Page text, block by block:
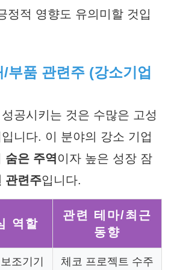
정적 영향도 유의미할 것입
품 관련주 (강소기업
공시키는 것은 수많은 고성
니다. 이 분야의 강소 기업
숨은 주역 이자 높은 성장 잠
관련주입니다.
역할
관련 테마/최근
동향
조기기
체코 프로젝트 수주